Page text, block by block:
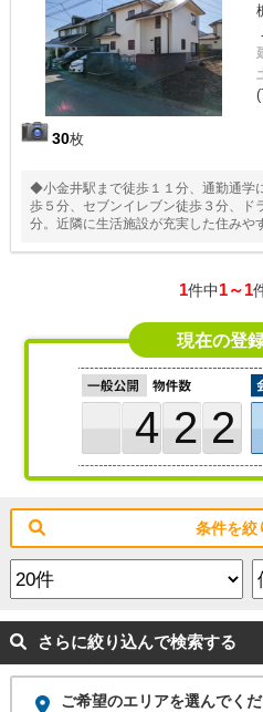
30枚
◆小金井駅まで徒歩１１分、通勤通学
歩５分、セブンイレブン徒歩３分、ド
分。近隣に生活施設が充実した住み
1件中1～1
現在の登
422
条件を絞
さらに絞り込んで検索する
ご希望のエリアを選んでく